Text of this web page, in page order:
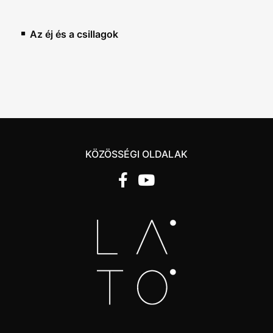
Az éj és a csillagok
KÖZÖSSÉGI OLDALAK